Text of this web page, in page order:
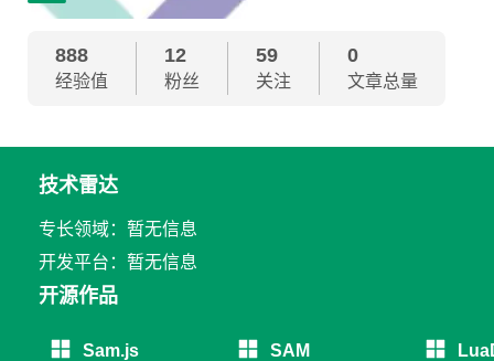
888
经验值
12
粉丝
59
关注
0
文章总量
技术雷达
专长领域：暂无信息
开发平台：暂无信息
开源作品
Sam.js
SAM